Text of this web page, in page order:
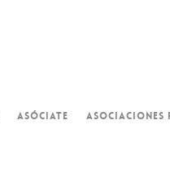
ASÓCIATE ASOCIACIONES